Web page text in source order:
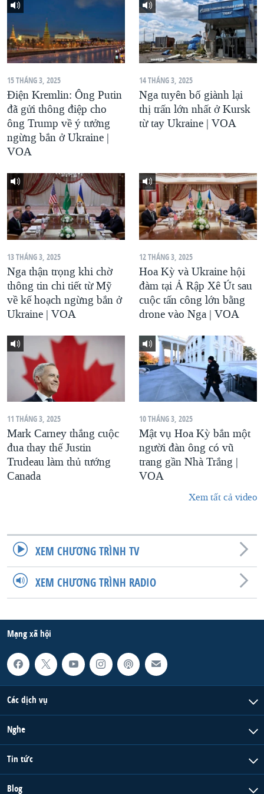
15 THÁNG 3, 2025
Điện Kremlin: Ông Putin
đã gửi thông điệp cho
ông Trump về ý tưởng
ngừng bắn ở Ukraine |
VOA
14 THÁNG 3, 2025
Nga tuyên bố giành lại
thị trấn lớn nhất ở Kursk
từ tay Ukraine | VOA
13 THÁNG 3, 2025
Nga thận trọng khi chờ
thông tin chi tiết từ Mỹ
về kế hoạch ngừng bắn ở
Ukraine | VOA
12 THÁNG 3, 2025
Hoa Kỳ và Ukraine hội
đàm tại Ả Rập Xê Út sau
cuộc tấn công lớn bằng
drone vào Nga | VOA
11 THÁNG 3, 2025
Mark Carney thắng cuộc
đua thay thế Justin
Trudeau làm thủ tướng
Canada
10 THÁNG 3, 2025
Mật vụ Hoa Kỳ bắn một
người đàn ông có vũ
trang gần Nhà Trắng |
VOA
Xem tất cả video
XEM CHƯƠNG TRÌNH TV
XEM CHƯƠNG TRÌNH RADIO
Mạng xã hội
Các dịch vụ
Nghe
Tin tức
Blog